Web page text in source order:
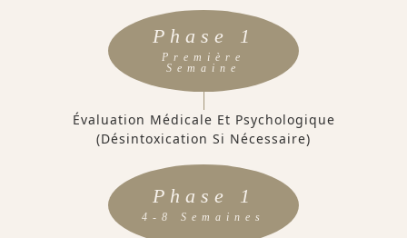
Phase 1
Première
Semaine
Évaluation Médicale Et Psychologique
(désintoxication Si Nécessaire)
Phase 1
4-8 Semaines